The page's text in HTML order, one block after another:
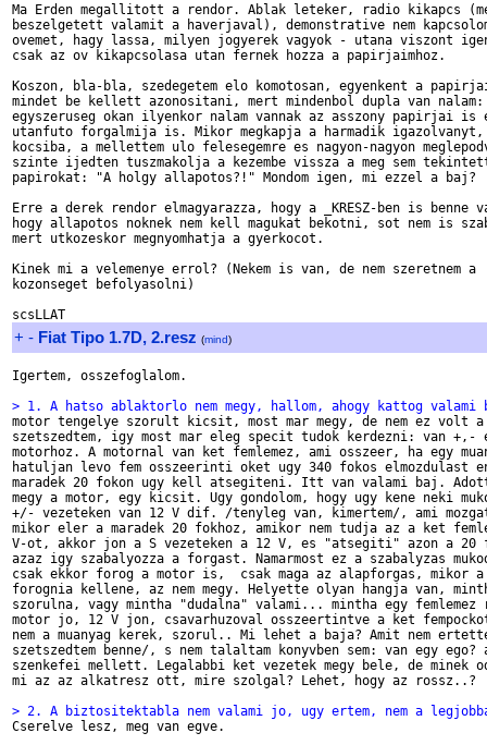
Ma Erden megallitott a rendor. Ablak leteker, radio kikapcs
beszelgetett valamit a haverjaval), demonstrative nem
ovemet, hagy lassa, milyen jogyerek vagyok - utana viszont
csak az ov kikapcsolasa utan fernek hozza a papirjaimhoz.
Koszon, bla-bla, szedegetem elo komotosan, egyenkent a
mindet be kellett azonositani, mert mindenbol dupla van nalam:
egyszeruseg okan ilyenkor nalam vannak az asszony papirjai is
utanfuto forgalmija is. Mikor megkapja a harmadik igazolvanyt,
kocsiba, a mellettem ulo felesegemre es nagyon-nagyon
szinte ijedten tuszmakolja a kezembe vissza a meg sem
papirokat: "A holgy allapotos?!" Mondom igen, mi ezzel a baj?
Erre a derek rendor elmagyarazza, hogy a _KRESZ-ben is benne
hogy allapotos noknek nem kell magukat bekotni, sot nem is
mert utkozeskor megnyomhatja a gyerkocot.
Kinek mi a velemenye errol? (Nekem is van, de nem szeretnem a
kozonseget befolyasolni)
+ - Fiat Tipo 1.7D, 2.resz (mind)
Igertem, osszefoglalom.
> 1. A hatso ablaktorlo nem megy, hallom, ahogy kattog valami
motor tengelye szorult kicsit, most mar megy, de nem ez volt
szetszedtem, igy most mar eleg specit tudok kerdezni: van +,-
motorhoz. A motornal van ket femlemez, ami osszeer, ha egy
hatuljan levo fem osszeerinti oket ugy 340 fokos elmozdulast
maradek 20 fokon ugy kell atsegiteni. Itt van valami baj.
megy a motor, egy kicsit. Ugy gondolom, hogy ugy kene neki
+/- vezeteken van 12 V dif. /tenyleg van, kimertem/, ami
mikor eler a maradek 20 fokhoz, amikor nem tudja az a ket
V-ot, akkor jon a S vezeteken a 12 V, es "atsegiti" azon a 20
azaz igy szabalyozza a forgast. Namarmost ez a szabalyzas
csak ekkor forog a motor is,  csak maga az alapforgas, mikor a
forognia kellene, az nem megy. Helyette olyan hangja van,
szorulna, vagy mintha "dudalna" valami... mintha egy femlemez
motor jo, 12 V jon, csavarhuzoval osszeertintve a ket
nem a muanyag kerek, szorul.. Mi lehet a baja? Amit nem
szetszedtem benne/, s nem talaltam konyvben sem: van egy ego?
szenkefei mellett. Legalabbi ket vezetek megy bele, de minek
mi az az alkatresz ott, mire szolgal? Lehet, hogy az rossz..?
> 2. A biztositektabla nem valami jo, ugy ertem, nem a
Cserelve lesz, meg van egve.